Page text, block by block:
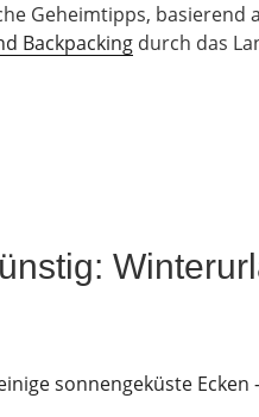
Geheimtipps, basierend
Backpacking durch das